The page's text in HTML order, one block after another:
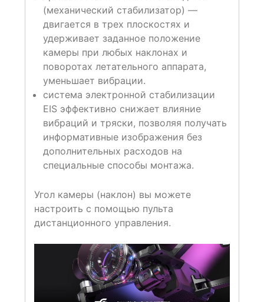
(механический стабилизатор) —
двигается в трех плоскостях и
удерживает заданное положение
камеры при любых наклонах и
поворотах летательного аппарата,
уменьшает вибрации.
система электронной стабилизации
EIS эффективно снижает влияние
вибраций и тряски, позволяя получать
информативные изображения без
дополнительных расходов на
специальные способы монтажа.
Угол камеры (наклон) вы можете
настроить с помощью пульта
дистанционного управления.